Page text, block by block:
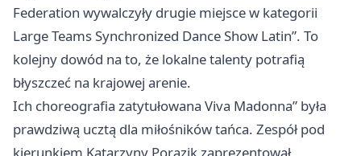
Federation wywalczyły drugie miejsce w kategorii
Large Teams Synchronized Dance Show Latin”. To
kolejny dowód na to, że lokalne talenty potrafią
błyszczeć na krajowej arenie.
Ich choreografia zatytułowana Viva Madonna” była
prawdziwą ucztą dla miłośników tańca. Zespół pod